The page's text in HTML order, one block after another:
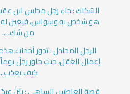
الشكاك : جاء رجل مجلس ابن
هو شخص به وسواس، فيعين له
من شك. ...
الرجل المجادل : تدور أحداث
إعمال العقل، حيث حاور رجلٌ
كيف يعذب...
قصة العاطس الساهي : بيّنَ عبدُ